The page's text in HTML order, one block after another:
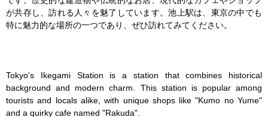
が共存し、訪れる人々を魅了しています。池上駅は、東京の中でも
特に魅力的な場所の一つであり、ぜひ訪れてみてください。
Tokyo's Ikegami Station is a station that combines historical
background and modern charm. This station is popular among
tourists and locals alike, with unique shops like "Kumo no Yume"
and a quirky cafe named "Rakuda".